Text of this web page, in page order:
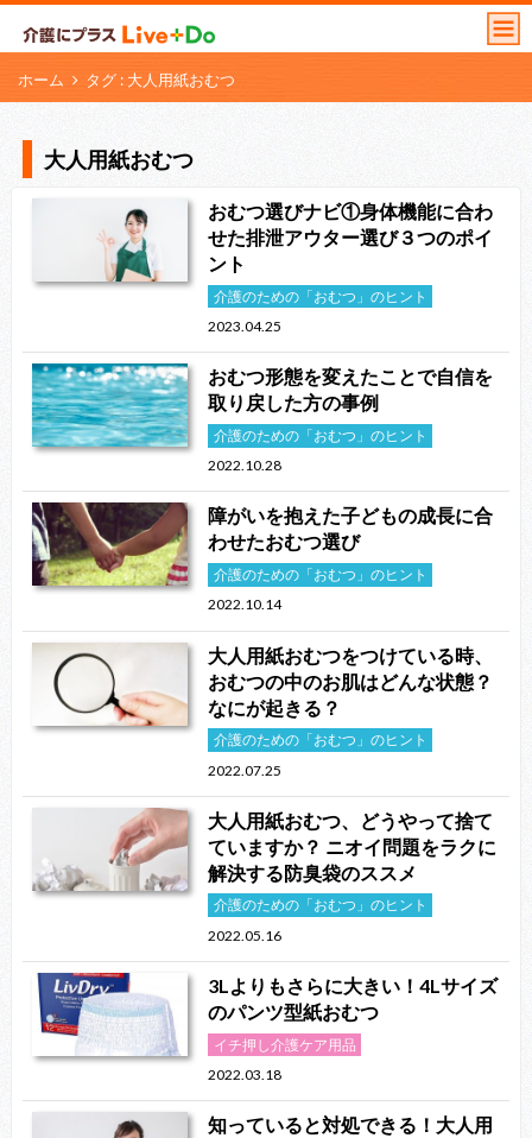
ホーム タグ : 大人用紙おむつ
大人用紙おむつ
おむつ選びナビ①身体機能に合わ
せた排泄アウター選び３つのポイ
ント
介護のための「おむつ」のヒント
2023.04.25
おむつ形態を変えたことで自信を
取り戻した方の事例
介護のための「おむつ」のヒント
2022.10.28
障がいを抱えた子どもの成長に合
わせたおむつ選び
介護のための「おむつ」のヒント
2022.10.14
大人用紙おむつをつけている時、
おむつの中のお肌はどんな状態？
なにが起きる？
介護のための「おむつ」のヒント
2022.07.25
大人用紙おむつ、どうやって捨て
ていますか？ ニオイ問題をラクに
解決する防臭袋のススメ
介護のための「おむつ」のヒント
2022.05.16
3Lよりもさらに大きい！4Lサイズ
のパンツ型紙おむつ
イチ押し介護ケア用品
2022.03.18
知っていると対処できる！大人用